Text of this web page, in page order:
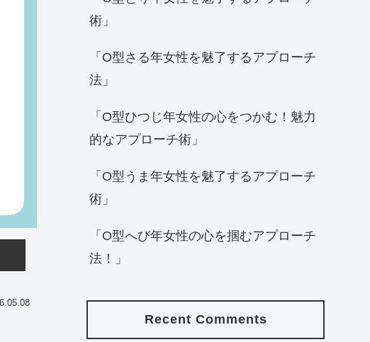
術」
「O型さる年女性を魅了するアプローチ
法」
「O型ひつじ年女性の心をつかむ！魅力
的なアプローチ術」
「O型うま年女性を魅了するアプローチ
術」
「O型へび年女性の心を掴むアプローチ
法！」
Recent Comments